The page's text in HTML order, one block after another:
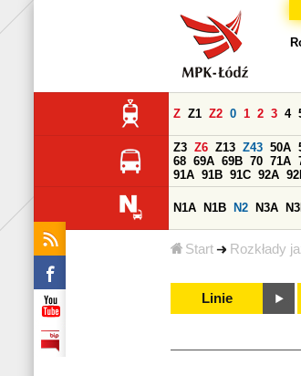
Start Rozkłady
Z Z1 Z2 0 1 2 3 4
Z3 Z6 Z13 Z43 50A
68 69A 69B 70 71A
91A 91B 91C 92A
N1A N1B N2 N3A
Linie